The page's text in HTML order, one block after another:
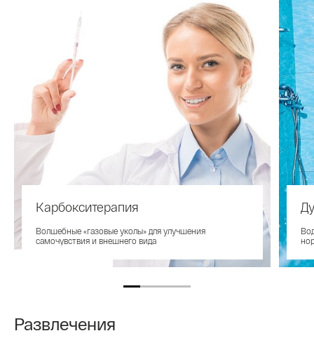
Карбокситерапия
Волшебные «газовые уколы» для улучшения
самочувствия и внешнего вида
Развлечения